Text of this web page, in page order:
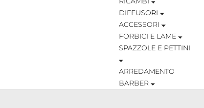
DIFFUSORI
ACCESSORI
FORBICI E LAME
SPAZZOLE E PETTINI
ARREDAMENTO
BARBER